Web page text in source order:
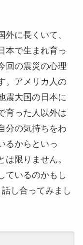
外に長くいて、
本で生まれ育っ
回の震災の心理
。アメリカ人の
震大国の日本に
育った人以外は
分の気持ちをわ
るからといっ
限りません。
ているのかもし
し合ってみまし